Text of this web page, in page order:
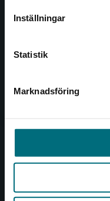
Inställningar
Statistik
Marknadsföring
046-31 20 00
Åkergränden 1